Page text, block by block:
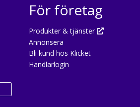
För företag
Produkter & tjänster
Annonsera
Bli kund hos Klicket
Handlarlogin